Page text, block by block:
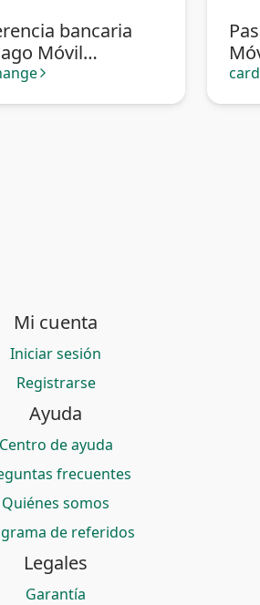
bancaria
Móvil
arrow_forward_ios
Mi cuenta
Iniciar sesión
Registrarse
Ayuda
Centro de ayuda
frecuentes
Quiénes somos
de referidos
Legales
Garantía